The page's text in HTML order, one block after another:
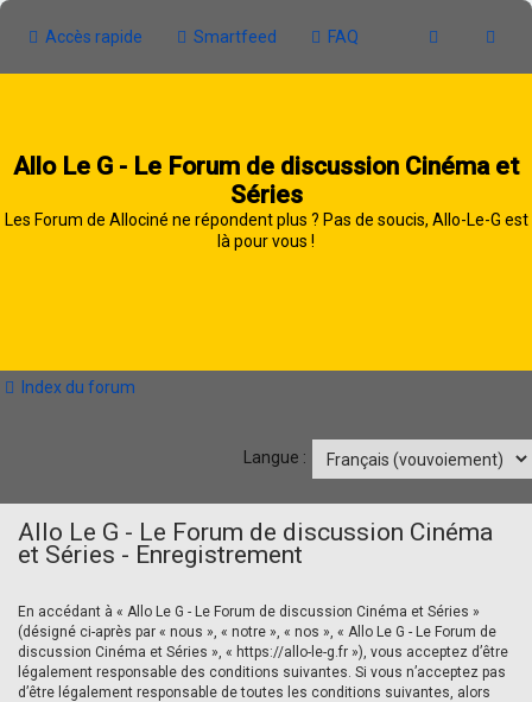
Accès rapide Smartfeed FAQ
Allo Le G - Le Forum de discussion Cinéma et
Séries
Les Forum de Allociné ne répondent plus ? Pas de soucis, Allo-Le-G est
là pour vous !
Index du forum
Langue :
Allo Le G - Le Forum de discussion Cinéma
et Séries - Enregistrement
En accédant à « Allo Le G - Le Forum de discussion Cinéma et Séries »
(désigné ci-après par « nous », « notre », « nos », « Allo Le G - Le Forum de
discussion Cinéma et Séries », « https://allo-le-g.fr »), vous acceptez d’être
légalement responsable des conditions suivantes. Si vous n’acceptez pas
d’être légalement responsable de toutes les conditions suivantes, alors